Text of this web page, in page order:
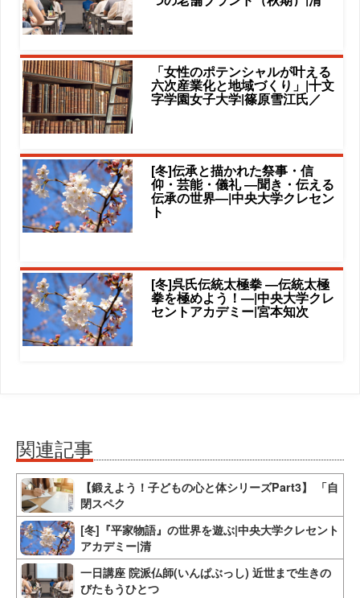
「女性のポテンシャルが叶える
六次産業化と地域づくり」|十文
字学園女子大学|篠原雪江氏／
[冬]伝承と描かれた祭事・信
仰・芸能・儀礼 ―聞き・伝える
伝承の世界―|中央大学クレセン
ト
[冬]呉氏伝統太極拳 ―伝統太極
拳を極めよう！―|中央大学クレ
セントアカデミー|宮本知次
関連記事
【鍛えよう！子どもの心と体シリーズPart3】 「自
閉スペク
[冬]『平家物語』の世界を遊ぶ|中央大学クレセント
アカデミー|清
一日講座 院派仏師(いんぱぶっし) 近世まで生きの
びたもうひとつ